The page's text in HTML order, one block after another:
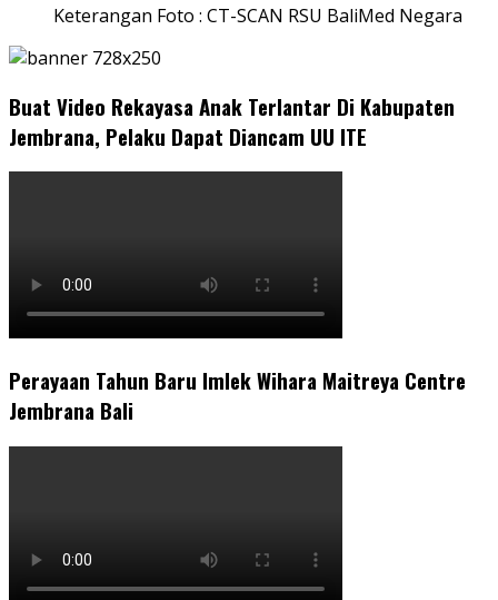
Keterangan Foto : CT-SCAN RSU BaliMed Negara
Buat Video Rekayasa Anak Terlantar Di Kabupaten
Jembrana, Pelaku Dapat Diancam UU ITE
Perayaan Tahun Baru Imlek Wihara Maitreya Centre
Jembrana Bali